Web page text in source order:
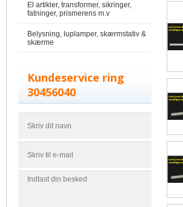
El artikler, transformer, sikringer,
fatninger, prismerens m.v
Belysning, luplamper, skærmstativ &
skærme
Kundeservice ring
30456040